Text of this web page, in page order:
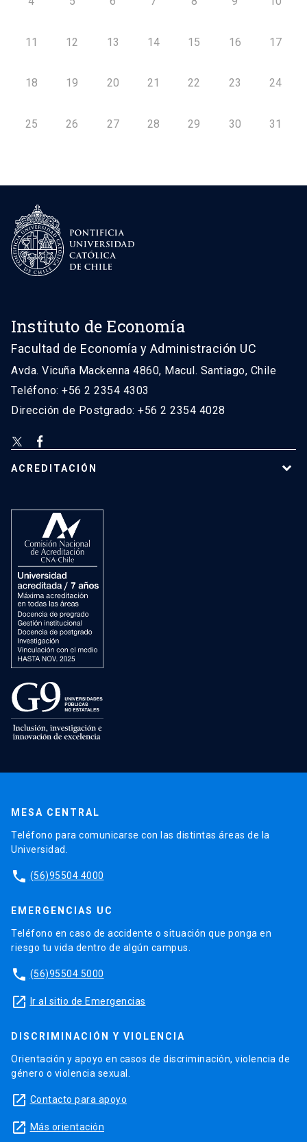
11 12 13 14 15 16 17
18 19 20 21 22 23 24
25 26 27 28 29 30 31
Instituto de Economía
Facultad de Economía y Administración UC
Avda. Vicuña Mackenna 4860, Macul. Santiago, Chile
Teléfono: +56 2 2354 4303
Dirección de Postgrado: +56 2 2354 4028
ACREDITACIÓN
MESA CENTRAL
Teléfono para comunicarse con las distintas áreas de la
Universidad.
phone (56)95504 4000
EMERGENCIAS UC
Teléfono en caso de accidente o situación que ponga en
riesgo tu vida dentro de algún campus.
phone (56)95504 5000
launch Ir al sitio de Emergencias
DISCRIMINACIÓN Y VIOLENCIA
Orientación y apoyo en casos de discriminación, violencia de
género o violencia sexual.
launch Contacto para apoyo
launch Más orientación